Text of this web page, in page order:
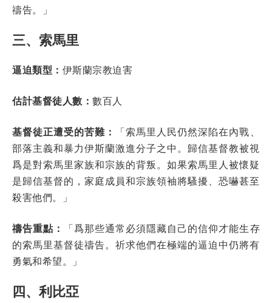
禱告。」
三、索馬里
逼迫類型： 伊斯蘭宗教迫害
估計基督徒人數： 數百人
基督徒正遭受的苦難：
「索馬里人民仍然深陷在內戰、
部落主義和暴力伊斯蘭激進分子之中。歸信基督教被視
爲是對索馬里家族和宗族的背叛。如果索馬里人被懷疑
是歸信基督的，家庭成員和宗族領袖將騷擾、恐嚇甚至
殺害他們。」
禱告重點：
「爲那些通常必須隱藏自己的信仰才能生存
的索馬里基督徒禱告。祈求他們在極端的逼迫中仍將有
勇氣和希望。」
四、利比亞